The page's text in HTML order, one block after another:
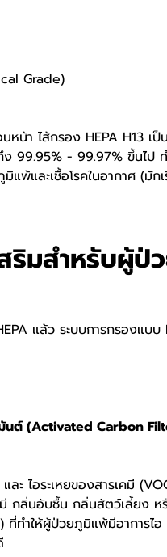
Grade)
หน้า ไส้กรอง HEPA H13 เ
99.95% - 99.97% ขึ้นไป
แพ้และเชื้อโรคในอากาศ (มัก
ริมสำหรับผู้ป่
แล้ว ระบบการกรองแบ
นต์ (Activated Carbon
ละ ไอระเหยของสารเคมี
กลิ่นอับชื้น กลิ่นสัตว์เลี้ยง
ที่ทำให้ผู้ป่วยภูมิแพ้มีอาการ